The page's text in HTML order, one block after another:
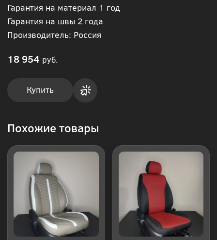
Гарантия на материал 1 год
Гарантия на швы 2 года
Производитель: Россия
18 954 руб.
Купить
Похожие товары